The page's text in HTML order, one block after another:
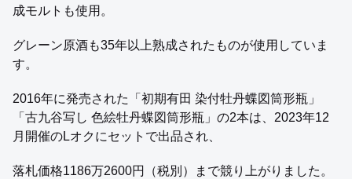
成モルトも使用。
グレーン原酒も35年以上熟成されたものが使用していま
す。
2016年に発売された「初期有田 染付牡丹蝶図筒形瓶」
「古九谷写し 色絵牡丹蝶図筒形瓶」の2本は、2023年12
月開催のLオクにセットで出品され、
落札価格1186万2600円（税別）まで競り上がりました。